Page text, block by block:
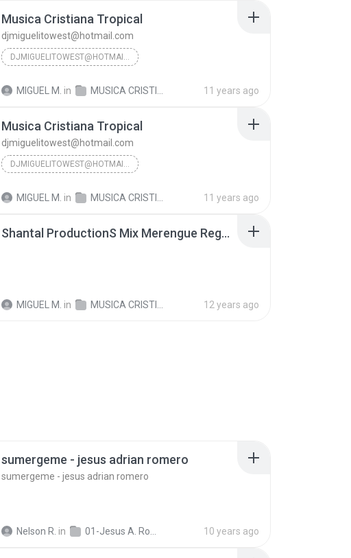
Musica Cristiana Tropical
djmiguelitowest@hotmail.com
DJMIGUELITOWEST@HOTMAIL.COM
MIGUEL M. in MUSICA CRISTIANA PARA EDIFICAR 11 years ago
Musica Cristiana Tropical
djmiguelitowest@hotmail.com
DJMIGUELITOWEST@HOTMAIL.COM
MIGUEL M. in MUSICA CRISTIANA PARA EDIFICAR 11 years ago
Shantal ProductionS Mix Merengue Reggae Cristiano By Dj Miguelito WesT (1).mp3
MIGUEL M. in MUSICA CRISTIANA PARA EDIFICAR 12 years ago
sumergeme - jesus adrian romero
sumergeme - jesus adrian romero
Nelson R. in 10 years ago